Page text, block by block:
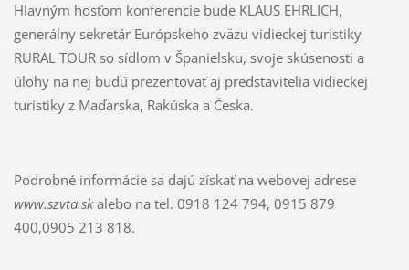
Hlavným hosťom konferencie bude KLAUS EHRLICH,
generálny sekretár Európskeho zväzu vidieckej turistiky
RURAL TOUR so sídlom v Španielsku, svoje skúsenosti a
úlohy na nej budú prezentovať aj predstavitelia vidieckej
turistiky z Maďarska, Rakúska a Česka.
Podrobné informácie sa dajú získať na webovej adrese
www.szvta.skalebo na tel. 0918 124 794, 0915 879
400,0905 213 818.